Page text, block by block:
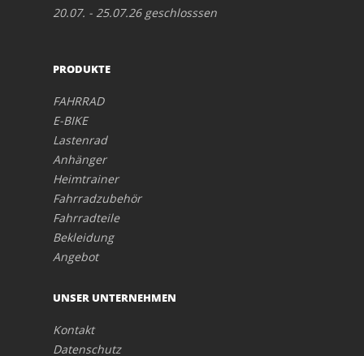
20.07. - 25.07.26 geschlosssen
PRODUKTE
FAHRRAD
E-BIKE
Lastenrad
Anhänger
Heimtrainer
Fahrradzubehör
Fahrradteile
Bekleidung
Angebot
UNSER UNTERNEHMEN
Kontakt
Datenschutz